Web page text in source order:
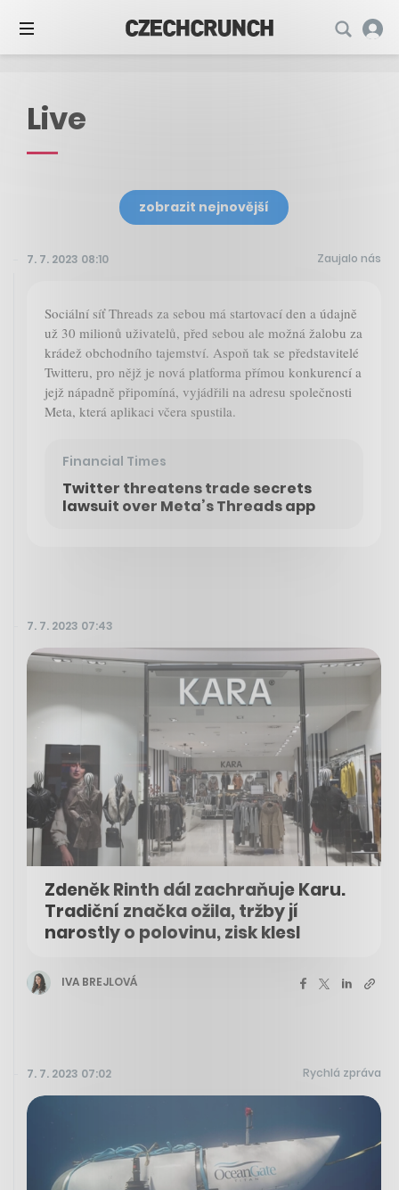
Live
zobrazit nejnovější
7. 7. 2023 08:10 Zaujalo nás
Sociální síť Threads za sebou má startovací den a údajně
už 30 milionů uživatelů, před sebou ale možná žalobu za
krádež obchodního tajemství. Aspoň tak se představitelé
Twitteru, pro nějž je nová platforma přímou konkurencí a
jejž nápadně připomíná, vyjádřili na adresu společnosti
Meta, která aplikaci včera spustila.
Financial Times
Twitter threatens trade secrets
lawsuit over Meta’s Threads app
7. 7. 2023 07:43
Zdeněk Rinth dál zachraňuje Karu.
Tradiční značka ožila, tržby jí
narostly o polovinu, zisk klesl
IVA BREJLOVÁ
7. 7. 2023 07:02 Rychlá zpráva